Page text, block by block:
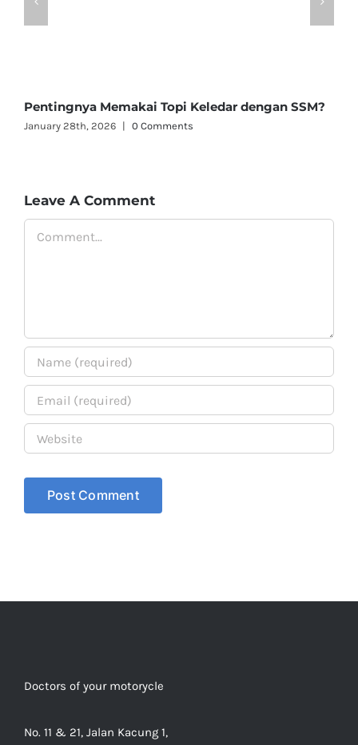
Pentingnya Memakai Topi Keledar dengan SSM?
January 28th, 2026 | 0 Comments
Leave A Comment
Doctors of your motorycle
No. 11 & 21, Jalan Kacung 1,